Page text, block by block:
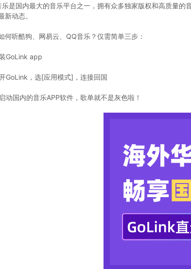
乐是国内最大的音乐平台之一，拥有众多独家版权和高质量
新动态。
何听酷狗、网易云、QQ音乐？仅需简单三步：
GoLink app
GoLink，选[应用模式]，连接回国
动国内的音乐APP软件，歌单就不是灰色啦！